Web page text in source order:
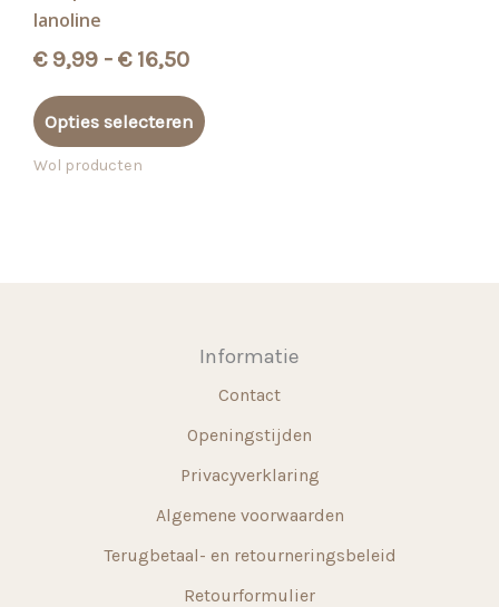
lanoline
€9,99 - €16,50Prijsklasse:
tot
€ 16,50
Opties selecteren product
worden
op
de
Wol producten
Informatie
Contact
Openingstijden
Privacyverklaring
Algemene voorwaarden
Terugbetaal- en retourneringsbeleid
Retourformulier